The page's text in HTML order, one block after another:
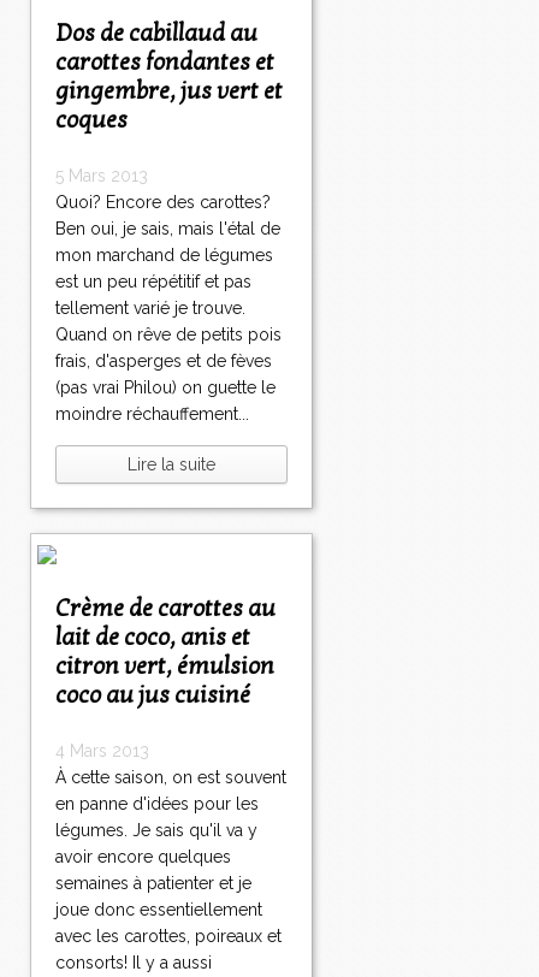
Dos de cabillaud au
carottes fondantes et
gingembre, jus vert et
coques
5 Mars 2013
Quoi? Encore des carottes?
Ben oui, je sais, mais l'étal de
mon marchand de légumes
est un peu répétitif et pas
tellement varié je trouve.
Quand on rêve de petits pois
frais, d'asperges et de fèves
(pas vrai Philou) on guette le
moindre réchauffement...
Lire la suite
Crème de carottes au
lait de coco, anis et
citron vert, émulsion
coco au jus cuisiné
4 Mars 2013
À cette saison, on est souvent
en panne d'idées pour les
légumes. Je sais qu'il va y
avoir encore quelques
semaines à patienter et je
joue donc essentiellement
avec les carottes, poireaux et
consorts! Il y a aussi